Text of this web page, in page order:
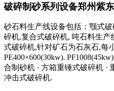
破碎制砂系列设备郑州紫
砂石料生产线设备包括：颚式
碎机,复合式破碎机, 吨石料生产
式破碎机,针对矿石为石灰石,每
PE400×600(30kw).
合制砂机 · 方箱重锤式破碎机 ·
冲击式破碎机.